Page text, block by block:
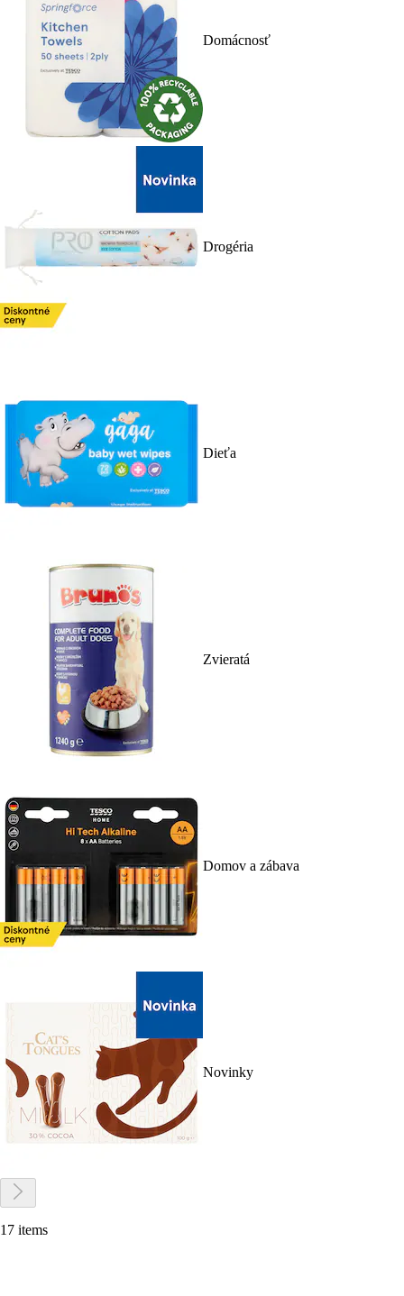
Domácnosť
Drogéria
Dieťa
Zvieratá
Domov a zábava
Novinky
17 items